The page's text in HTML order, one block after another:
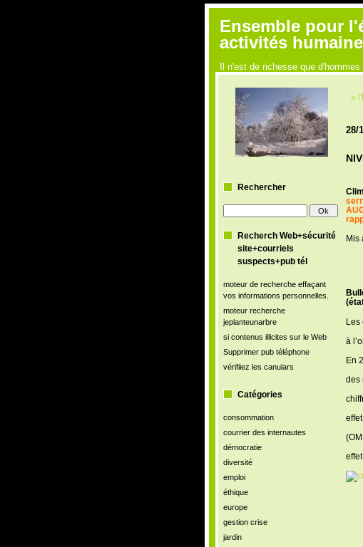
Ensemble pour
activités
Il n'est de richesse que
Rechercher
Recherch Web+sécurité
site+courriels
suspects+pub tél
moteur de recherche effaçant
vos informations personnelles.
moteur recherche
jeplanteunarbre
si contenus illicites sur le Web
Supprimer pub téléphone
vérifiiez les canulars
Catégories
consommation
courrier des internautes
démocratie
diversité
emploi
éthique
europe
gestion crise
jardin
«
28/
Mis
à
En
des